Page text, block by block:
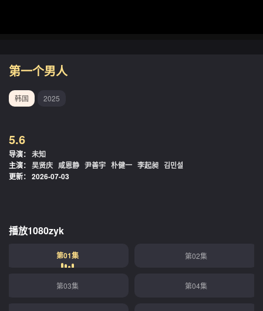
第一个男人
韩国 2025
5.6
导演： 未知
主演： 吴贤庆 咸恩静 尹善宇 朴健一 李起昶 김민설
更新： 2026-07-03
播放1080zyk
第01集 第02集
第03集 第04集